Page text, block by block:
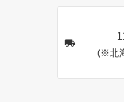
(※北